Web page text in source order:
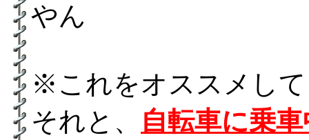
やん
※これをオススメし
それと、
自転車に乗